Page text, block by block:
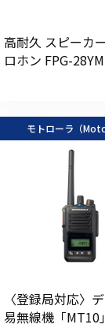
高耐久 スピーカ
ロホン FPG-28YM
モトローラ（
〈登録局対応〉
易無線機「MT10」